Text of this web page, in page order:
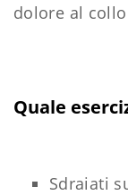
dolore al
Quale
Sdraiati